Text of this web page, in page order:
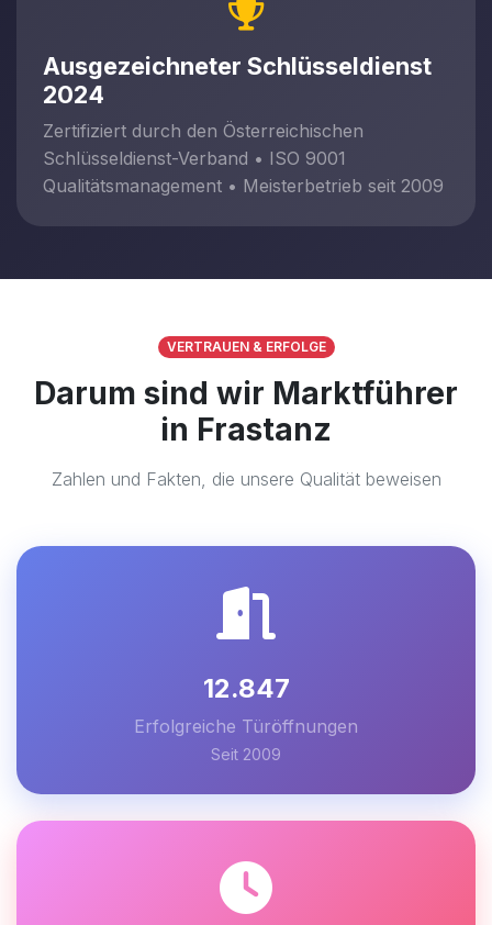
Ausgezeichneter Schlüsseldienst
2024
Zertifiziert durch den Österreichischen
Schlüsseldienst-Verband • ISO 9001
Qualitätsmanagement • Meisterbetrieb seit 2009
VERTRAUEN & ERFOLGE
Darum sind wir Marktführer
in Frastanz
Zahlen und Fakten, die unsere Qualität beweisen
12.847
Erfolgreiche Türöffnungen
Seit 2009